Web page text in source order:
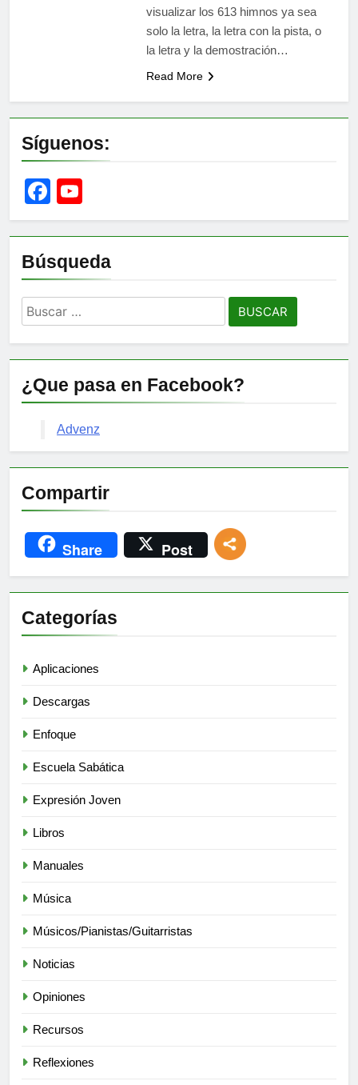
visualizar los 613 himnos ya sea
solo la letra, la letra con la pista, o
la letra y la demostración…
Read More
Síguenos:
Facebook
Channel
Búsqueda
Buscar:
¿Que pasa en Facebook?
Advenz
Compartir
Share Post
Categorías
Aplicaciones
Descargas
Enfoque
Escuela Sabática
Expresión Joven
Libros
Manuales
Música
Músicos/Pianistas/Guitarristas
Noticias
Opiniones
Recursos
Reflexiones